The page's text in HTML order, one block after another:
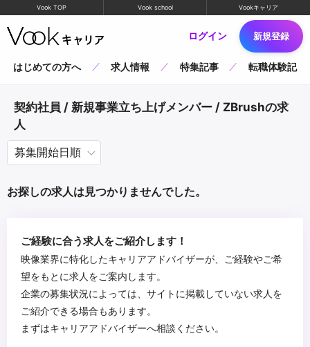
Vook TOP Vook school Vookキャリア
ログイン 新規登録
はじめての方へ 求人情報 特集記事 転職体験記
契約社員 / 新規事業立ち上げメンバー / ZBrushの求
人
お探しの求人は見つかりませんでした。
ご経験に合う求人をご紹介します！
映像業界に特化したキャリアアドバイザーが、ご経験やご希
望をもとに求人をご案内します。
企業の募集状況によっては、サイトに掲載していない求人を
ご紹介できる場合もあります。
まずはキャリアアドバイザーへ相談ください。